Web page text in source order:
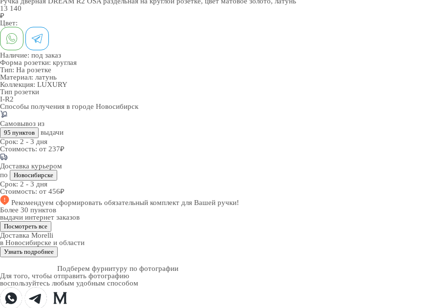
13 140
₽
Цвет:
Наличие: под заказ
Форма розетки: круглая
Тип: На розетке
Материал: латунь
Коллекция: LUXURY
Тип розетки
I-R2
Способы получения в городе Новосибирск
Самовывоз из
95 пунктов
выдачи
Срок: 2 - 3 дня
Стоимость: от 237₽
Доставка курьером
по
Новосибирске
Срок: 2 - 3 дня
Стоимость: от 456₽
Рекомендуем сформировать обязательный комплект для Вашей ручки!
Более 30 пунктов
выдачи интернет заказов
Посмотреть все
Доставка Morelli
в Новосибирске и области
Узнать подробнее
Подберем фурнитуру по фотографии
Для того, чтобы отправить фотографию
воспользуйтесь любым удобным способом